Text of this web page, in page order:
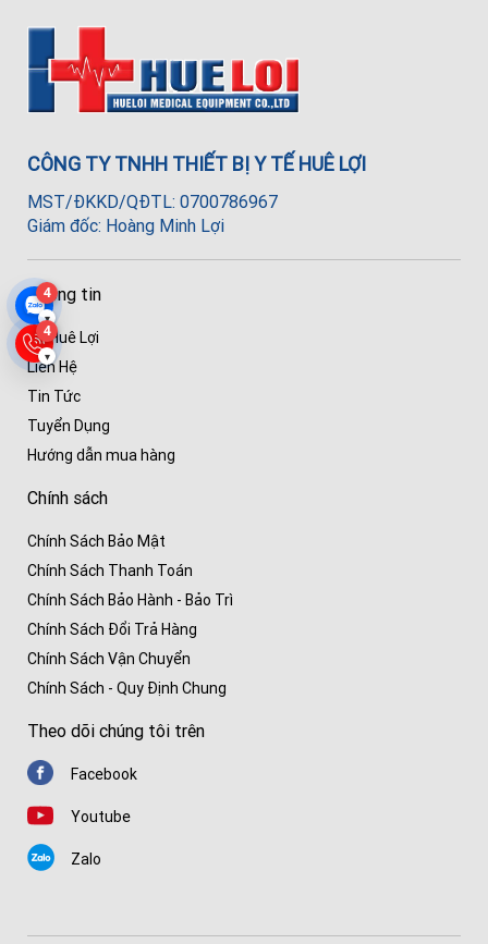
4
▾
4
▾
CÔNG TY TNHH THIẾT BỊ Y TẾ HUÊ LỢI
MST/ĐKKD/QĐTL: 0700786967
Giám đốc: Hoàng Minh Lợi
Thông tin
Về Huê Lợi
Liên Hệ
Tin Tức
Tuyển Dụng
Hướng dẫn mua hàng
Chính sách
Chính Sách Bảo Mật
Chính Sách Thanh Toán
Chính Sách Bảo Hành - Bảo Trì
Chính Sách Đổi Trả Hàng
Chính Sách Vận Chuyển
Chính Sách - Quy Định Chung
Theo dõi chúng tôi trên
Facebook
Youtube
Zalo